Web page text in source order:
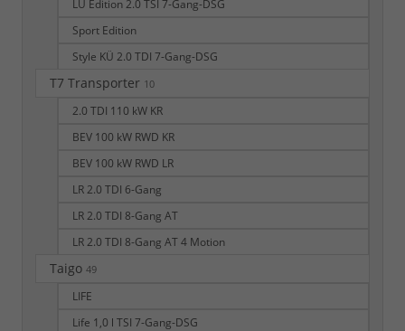
LÜ Edition 2.0 TSI 7-Gang-DSG
Sport Edition
Style KÜ 2.0 TDI 7-Gang-DSG
T7 Transporter 10
2.0 TDI 110 kW KR
BEV 100 kW RWD KR
BEV 100 kW RWD LR
LR 2.0 TDI 6-Gang
LR 2.0 TDI 8-Gang AT
LR 2.0 TDI 8-Gang AT 4 Motion
Taigo 49
LIFE
Life 1,0 l TSI 7-Gang-DSG